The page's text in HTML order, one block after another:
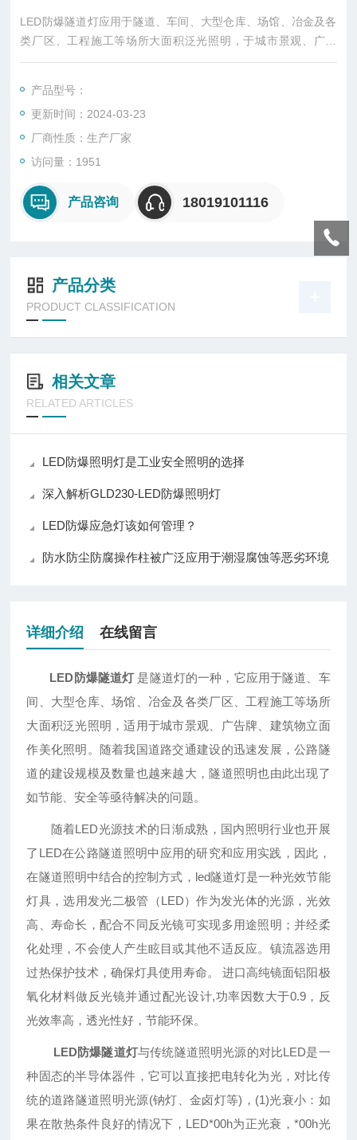
LED防爆隧道灯应用于隧道、车间、大型仓库、场馆、冶金及各
类厂区、工程施工等场所大面积泛光照明，于城市景观、广告
牌、建筑物立面作美化照明。
产品型号：
更新时间：2024-03-23
厂商性质：生产厂家
访问量：1951
产品咨询 18019101116
产品分类
PRODUCT CLASSIFICATION
相关文章
RELATED ARTICLES
LED防爆照明灯是工业安全照明的选择
深入解析GLD230-LED防爆照明灯
LED防爆应急灯该如何管理？
防水防尘防腐操作柱被广泛应用于潮湿腐蚀等恶劣环境
详细介绍 在线留言
LED防爆隧道灯是隧道灯的一种，它应用于隧道、车
间、大型仓库、场馆、冶金及各类厂区、工程施工等场所
大面积泛光照明，适用于城市景观、广告牌、建筑物立面
作美化照明。随着我国道路交通建设的迅速发展，公路隧
道的建设规模及数量也越来越大，隧道照明也由此出现了
如节能、安全等亟待解决的问题。
随着LED光源技术的日渐成熟，国内照明行业也开展
了LED在公路隧道照明中应用的研究和应用实践，因此，
在隧道照明中结合的控制方式，led隧道灯是一种光效节能
灯具，选用发光二极管（LED）作为发光体的光源，光效
高、寿命长，配合不同反光镜可实现多用途照明；并经柔
化处理，不会使人产生眩目或其他不适反应。镇流器选用
过热保护技术，确保灯具使用寿命。 进口高纯镜面铝阳极
氧化材料做反光镜并通过配光设计,功率因数大于0.9，反
光效率高，透光性好，节能环保。
LED防爆隧道灯与传统隧道照明光源的对比LED是一
种固态的半导体器件，它可以直接把电转化为光，对比传
统的道路隧道照明光源(钠灯、金卤灯等)，(1)光衰小：如
果在散热条件良好的情况下，LED*00h为正光衰，*00h光